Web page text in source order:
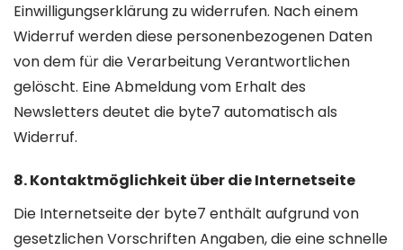
Einwilligungserklärung zu widerrufen. Nach einem
Widerruf werden diese personenbezogenen Daten
von dem für die Verarbeitung Verantwortlichen
gelöscht. Eine Abmeldung vom Erhalt des
Newsletters deutet die byte7 automatisch als
Widerruf.
8. Kontaktmöglichkeit über die Internetseite
Die Internetseite der byte7 enthält aufgrund von
gesetzlichen Vorschriften Angaben, die eine schnelle